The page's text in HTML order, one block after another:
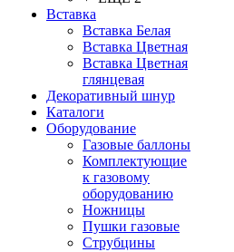
Вставка
Вставка Белая
Вставка Цветная
Вставка Цветная
глянцевая
Декоративный шнур
Каталоги
Оборудование
Газовые баллоны
Комплектующие
к газовому
оборудованию
Ножницы
Пушки газовые
Струбцины